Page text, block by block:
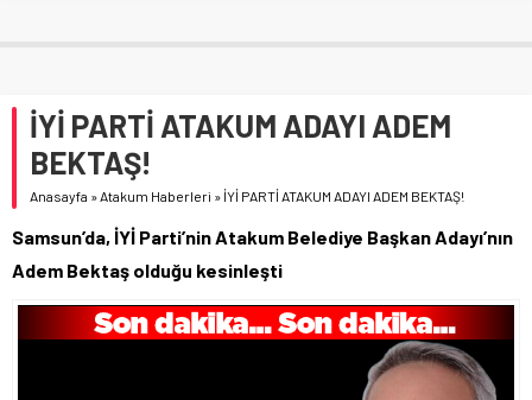
İYİ PARTİ ATAKUM ADAYI ADEM
BEKTAŞ!
Anasayfa » Atakum Haberleri » İYİ PARTİ ATAKUM ADAYI ADEM BEKTAŞ!
Samsun’da, İYİ Parti’nin Atakum Belediye Başkan Adayı’nın
Adem Bektaş olduğu kesinleşti